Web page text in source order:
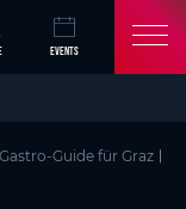
EVENTS
Gastro-Guide für Graz